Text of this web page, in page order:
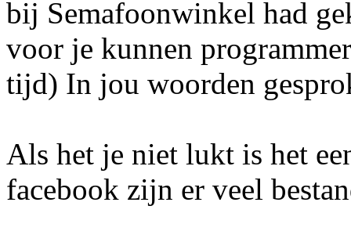
bij Semafoonwinkel had
voor je kunnen
tijd) In jou woorden
Als het je niet lukt is het
facebook zijn er veel